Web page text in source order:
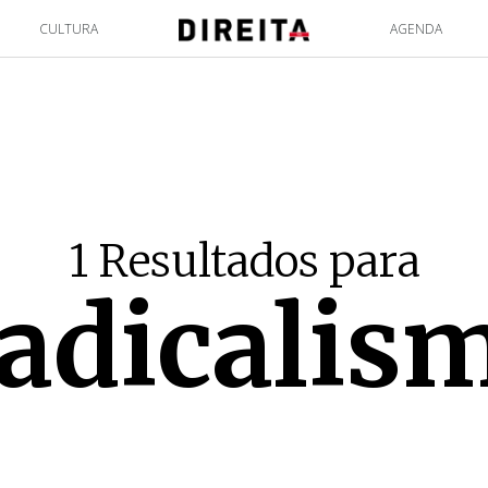
CULTURA AGENDA
1 Resultados para